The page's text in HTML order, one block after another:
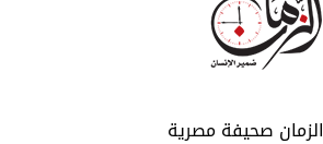
الزمان صحيفة مصرية